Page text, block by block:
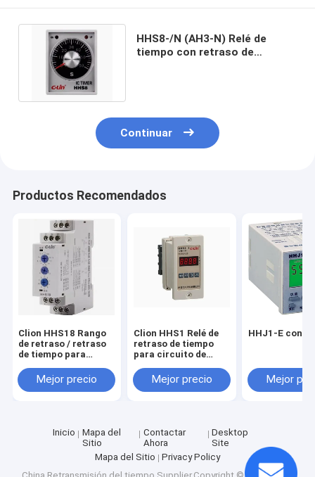
HHS8-/N (AH3-N) Relé de
tiempo con retraso de
Continuar
Productos Recomendados
Clion HHS18 Rango
de retraso / retraso
de tiempo para
de tiempo de 0,1 s ~
120 h en circuitos de
Mejor precio
Clion HHS1 Relé de
retraso de tiempo
para circuito de
gran capacidad de
control y tiempo de
Mejor precio
HHJ1-E
Mejor
Inicio
Mapa del
Sitio
Contactar
Ahora
Desktop
Site
Mapa del Sitio
Privacy Policy